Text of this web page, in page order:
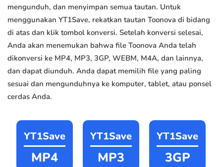
mengunduh, dan menyimpan semua tautan. Untuk
menggunakan YT1Save, rekatkan tautan Toonova di bidang
di atas dan klik tombol konversi. Setelah konversi selesai,
Anda akan menemukan bahwa file Toonova Anda telah
dikonversi ke MP4, MP3, 3GP, WEBM, M4A, dan lainnya,
dan dapat diunduh. Anda dapat memilih file yang paling
sesuai dan mengunduhnya ke komputer, tablet, atau ponsel
cerdas Anda.
YT1Save
MP4
YT1Save
MP3
YT1Save
3GP